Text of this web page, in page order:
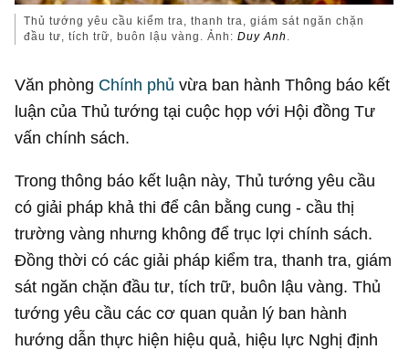
Thủ tướng yêu cầu kiểm tra, thanh tra, giám sát ngăn chặn
đầu tư, tích trữ, buôn lậu vàng. Ảnh:Duy Anh .
Văn phòng Chính phủ vừa ban hành Thông báo kết
luận của Thủ tướng tại cuộc họp với Hội đồng Tư
vấn chính sách.
Trong thông báo kết luận này, Thủ tướng yêu cầu
có giải pháp khả thi để cân bằng cung - cầu thị
trường vàng nhưng không để trục lợi chính sách.
Đồng thời có các giải pháp kiểm tra, thanh tra, giám
sát ngăn chặn đầu tư, tích trữ, buôn lậu vàng. Thủ
tướng yêu cầu các cơ quan quản lý ban hành
hướng dẫn thực hiện hiệu quả, hiệu lực Nghị định